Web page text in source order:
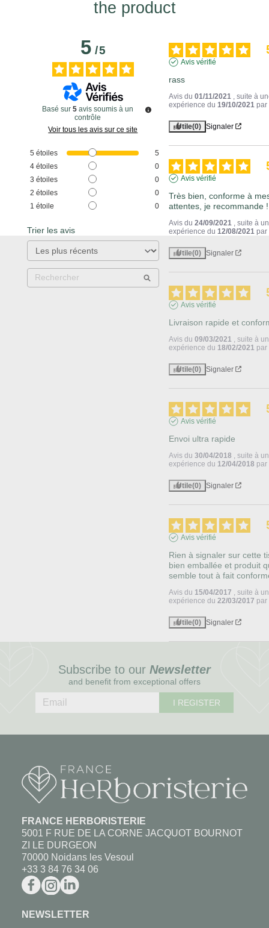
the product
5/5
Basé sur 5 avis soumis à un
contrôle
Voir tous les avis sur ce site
5 étoiles
5
4 étoiles
0
3 étoiles
0
2 étoiles
0
1 étoile 0
Trier les avis
Avis vérifié
rass
Avis du01/11/2021
, suite à
expérience du 19/10/2021 par
Utile(0) Signaler
Avis vérifié
Très bien, conforme à
attentes, je recommande !
Avis du24/09/2021
, suite à
expérience du 12/08/2021 par
Utile(0) Signaler
Avis vérifié
Livraison rapide et
Avis du09/03/2021
, suite à
expérience du 18/02/2021 par
Utile(0) Signaler
Avis vérifié
Envoi ultra rapide
Avis du30/04/2018
, suite à
expérience du 12/04/2018 par
Utile(0) Signaler
Avis vérifié
Rien à signaler sur cette
bien emballée et produit
semble tout à fait
Avis du 15/04/2017
, suite à
expérience du22/03/2017 par
Utile(0) Signaler
Subscribe to our Newsletter
and benefit from exceptional offers
I REGISTER
FRANCE HERBORISTERIE
5001 F RUE DE LA CORNE JACQUOT BOURNOT
ZI LE DURGEON
70000 Noidans les Vesoul
+33 3 84 76 34 06
NEWSLETTER